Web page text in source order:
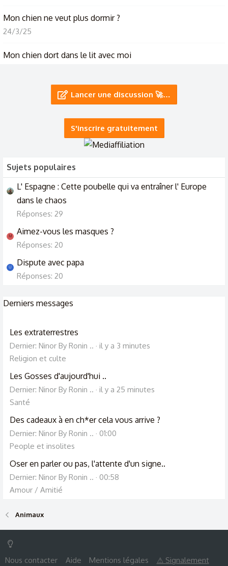
Mon chien ne veut plus dormir ?
24/3/25
Mon chien dort dans le lit avec moi
Mon chien a eu un comportement bizarre
Lancer une discussion 🚀…
S'inscrire gratuitement
Sujets populaires
L' Espagne : Cette poubelle qui va entraîner l' Europe
dans le chaos
Réponses: 29
M Aimez-vous les masques ?
Réponses: 20
U Dispute avec papa
Réponses: 20
Derniers messages
Les extraterrestres
Dernier: Ninor By Ronin ..
il y a 3 minutes
Religion et culte
Les Gosses d'aujourd'hui ..
Dernier: Ninor By Ronin ..
il y a 25 minutes
Santé
Des cadeaux à en ch*er cela vous arrive ?
Dernier: Ninor By Ronin ..
01:00
People et insolites
Oser en parler ou pas, l'attente d'un signe..
Dernier: Ninor By Ronin ..
00:58
Amour / Amitié
Animaux
Nous contacter Aide Mentions légales ⚠ Signalement